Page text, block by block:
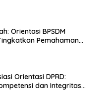
Orientasi BPSDM
Pemahaman
Orientasi DPRD:
dan Integritas